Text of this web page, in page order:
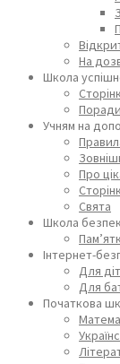
На
Школа
Учням на
Про
Свята
Школа
Інтернет-
Для
Для
Початкова